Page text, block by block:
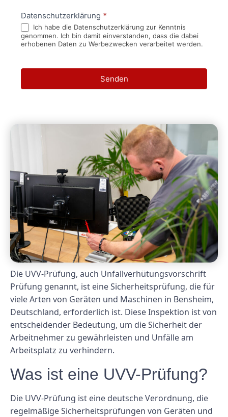
Datenschutzerklärung *
Ich habe die Datenschutzerklärung zur Kenntnis
genommen. Ich bin damit einverstanden, dass die dabei
erhobenen Daten zu Werbezwecken verarbeitet werden.
Senden
Die UVV-Prüfung, auch Unfallverhütungsvorschrift
Prüfung genannt, ist eine Sicherheitsprüfung, die für
viele Arten von Geräten und Maschinen in Bensheim,
Deutschland, erforderlich ist. Diese Inspektion ist von
entscheidender Bedeutung, um die Sicherheit der
Arbeitnehmer zu gewährleisten und Unfälle am
Arbeitsplatz zu verhindern.
Was ist eine UVV-Prüfung?
Die UVV-Prüfung ist eine deutsche Verordnung, die
regelmäßige Sicherheitsprüfungen von Geräten und